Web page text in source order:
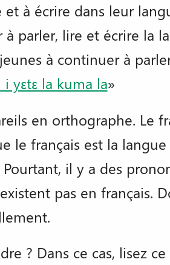
à écrire dans leur
parler, lire et écrire la
à continuer à
i yɛtɛ la kuma la»
en orthographe. Le
le français est la
il y a des
pas en français.
? Dans ce cas, lisez